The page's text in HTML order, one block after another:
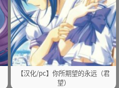
【汉化/pc】你所期望的永远（君
望）